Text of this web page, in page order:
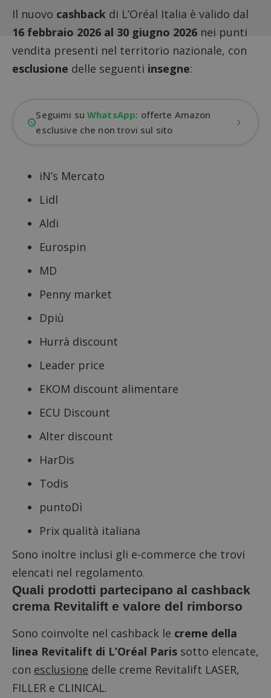
Il nuovo cashback di L’Oréal Italia è valido dal
16 febbraio 2026 al 30 giugno 2026 nei punti
vendita presenti nel territorio nazionale, con
esclusione delle seguenti insegne:
Seguimi suWhatsApp: offerte Amazon
esclusive che non trovi sul sito
iN’s Mercato
Lidl
Aldi
Eurospin
MD
Penny market
Dpiù
Hurrà discount
Leader price
EKOM discount alimentare
ECU Discount
Alter discount
HarDis
Todis
puntoDì
Prix qualità italiana
Sono inoltre inclusi gli e-commerce che trovi
elencati nel regolamento.
Quali prodotti partecipano al cashback
crema Revitalift e valore del rimborso
Sono coinvolte nel cashback le creme della
linea Revitalift di L’Oréal Paris sotto elencate,
con esclusione delle creme Revitalift LASER,
FILLER e CLINICAL.